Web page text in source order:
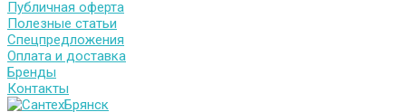
Публичная оферта
Полезные статьи
Спецпредложения
Оплата и доставка
Бренды
Контакты